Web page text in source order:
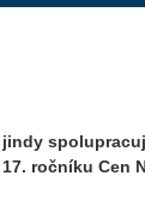
ročníku Cen